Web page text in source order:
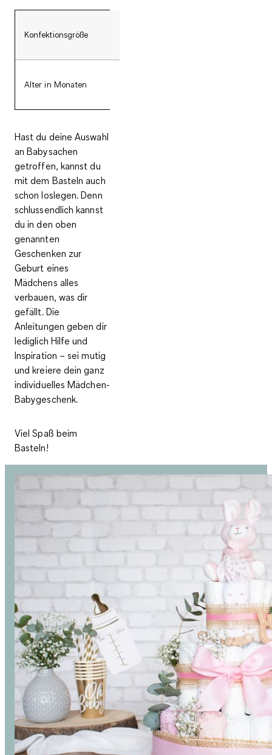
Konfektionsgröße
Alter in Monaten
Hast du deine Auswahl
an Babysachen
getroffen, kannst du
mit dem Basteln auch
schon loslegen. Denn
schlussendlich kannst
du in den oben
genannten
Geschenken zur
Geburt eines
Mädchens alles
verbauen, was dir
gefällt. Die
Anleitungen geben dir
lediglich Hilfe und
Inspiration – sei mutig
und kreiere dein ganz
individuelles Mädchen-
Babygeschenk.
Viel Spaß beim
Basteln!